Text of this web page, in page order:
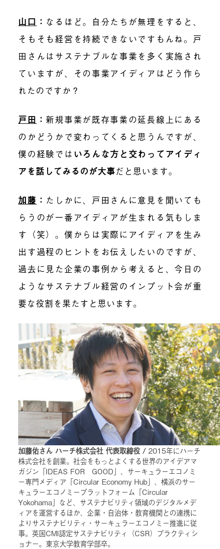
山口 ： なるほど。自分たちが無理をすると、
そもそも経営を持続できないですもんね。戸
田さんはサステナブルな事業を多く実施され
ていますが、その事業アイディアはどう作ら
れたのですか？
戸田 ： 新規事業が既存事業の延長線上にある
のかどうかで変わってくると思うんですが、
僕の経験では いろんな方と交わってアイディ
アを話してみるのが大事だと思います。
加藤 ： たしかに、戸田さんに意見を聞いても
らうのが一番アイディアが生まれる気もしま
す（笑）。僕からは実際にアイディアを生み
出す過程のヒントをお伝えしたいのですが、
過去に見た企業の事例から考えると、今日の
ようなサステナブル経営のインプット会が重
要な役割を果たすと思います。
加藤佑さん ハーチ株式会社 代表取締役 / 2015年にハーチ
株式会社を創業。社会をもっとよくする世界のアイデアマ
ガジン「IDEAS FOR GOOD」、サーキュラーエコノミ
ー専門メディア「Circular Economy Hub」、横浜のサー
キュラーエコノミープラットフォーム「Circular
Yokohama」など、サステナビリティ領域のデジタルメデ
ィアを運営するほか、企業・自治体・教育機関との連携に
よりサステナビリティ・サーキュラーエコノミー推進に従
事。英国CMI認定サステナビリティ（CSR）プラクティシ
ョナー。東京大学教育学部卒。